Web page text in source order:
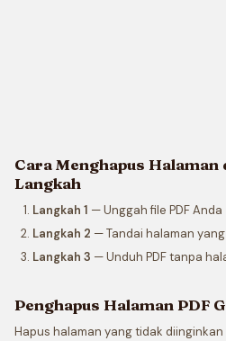
Cara Menghapus Halaman
Langkah
Langkah 1 — Unggah file PDF Anda
Langkah 2 — Tandai halaman
Langkah 3 — Unduh PDF tanpa
Penghapus Halaman PDF
Hapus halaman yang tidak diinginkan